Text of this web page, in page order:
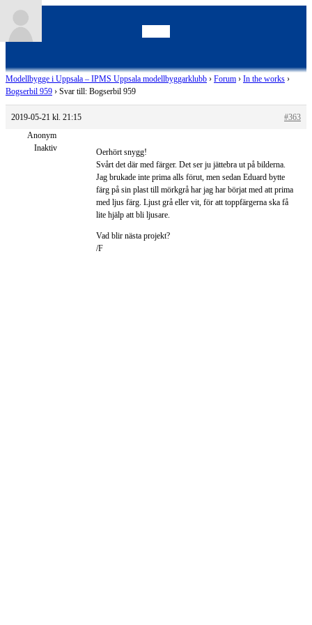
Modellbygge i Uppsala – IPMS Uppsala modellbyggarklubb › Forum › In the works ›
Bogserbil 959 › Svar till: Bogserbil 959
2019-05-21 kl. 21:15
#363
Anonym
Inaktiv
Oerhört snygg!
Svårt det där med färger. Det ser ju jättebra ut på bilderna.
Jag brukade inte prima alls förut, men sedan Eduard bytte
färg på sin plast till mörkgrå har jag har börjat med att prima
med ljus färg. Ljust grå eller vit, för att toppfärgerna ska få
lite hjälp att bli ljusare.
Vad blir nästa projekt?
/F